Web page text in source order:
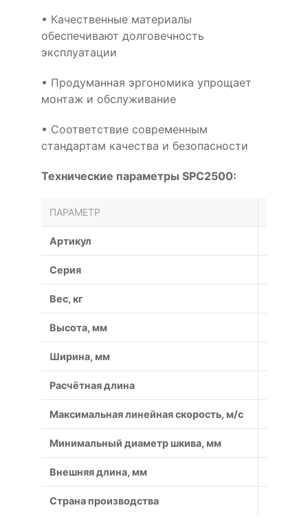
• Качественные материалы
обеспечивают долговечность
эксплуатации
• Продуманная эргономика упрощает
монтаж и обслуживание
• Соответствие современным
стандартам качества и безопасности
Технические параметры SPC2500:
ПАРАМЕТР
Артикул
Серия
Вес, кг
Высота, мм
Ширина, мм
Расчётная длина
Максимальная линейная скорость, м/с
Минимальный диаметр шкива, мм
Внешняя длина, мм
Страна производства